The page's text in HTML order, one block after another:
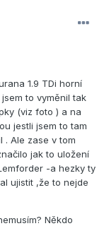
1.9 TDi horní
to vyměnil tak
(viz foto ) a na
jestli jsem to tam
. Ale zase v tom
jak to uložení
-a hezky ty
ujistit ,že to nejde
Někdo